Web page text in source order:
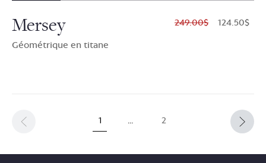
Mersey
Géométrique en titane
$249.00 $124.50
1 … 2